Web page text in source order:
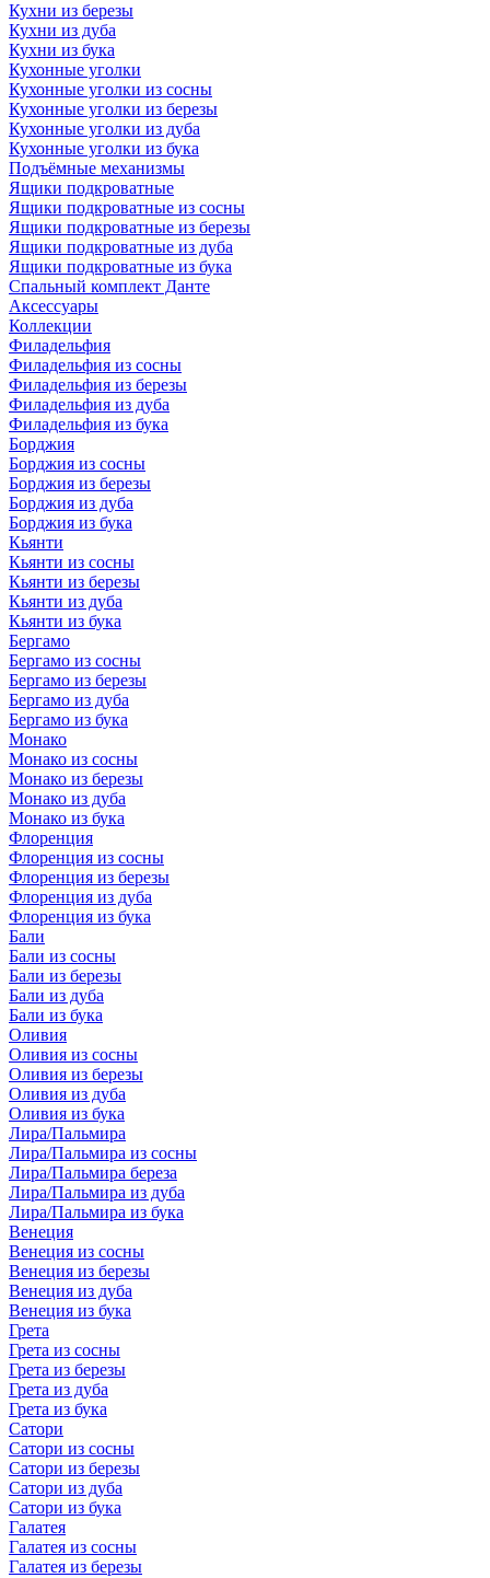
Кухни из березы
Кухни из дуба
Кухни из бука
Кухонные уголки
Кухонные уголки из сосны
Кухонные уголки из березы
Кухонные уголки из дуба
Кухонные уголки из бука
Подъёмные механизмы
Ящики подкроватные
Ящики подкроватные из сосны
Ящики подкроватные из березы
Ящики подкроватные из дуба
Ящики подкроватные из бука
Спальный комплект Данте
Аксессуары
Коллекции
Филадельфия
Филадельфия из сосны
Филадельфия из березы
Филадельфия из дуба
Филадельфия из бука
Борджия
Борджия из сосны
Борджия из березы
Борджия из дуба
Борджия из бука
Кьянти
Кьянти из сосны
Кьянти из березы
Кьянти из дуба
Кьянти из бука
Бергамо
Бергамо из сосны
Бергамо из березы
Бергамо из дуба
Бергамо из бука
Монако
Монако из сосны
Монако из березы
Монако из дуба
Монако из бука
Флоренция
Флоренция из сосны
Флоренция из березы
Флоренция из дуба
Флоренция из бука
Бали
Бали из сосны
Бали из березы
Бали из дуба
Бали из бука
Оливия
Оливия из сосны
Оливия из березы
Оливия из дуба
Оливия из бука
Лира/Пальмира
Лира/Пальмира из сосны
Лира/Пальмира береза
Лира/Пальмира из дуба
Лира/Пальмира из бука
Венеция
Венеция из сосны
Венеция из березы
Венеция из дуба
Венеция из бука
Грета
Грета из сосны
Грета из березы
Грета из дуба
Грета из бука
Сатори
Сатори из сосны
Сатори из березы
Сатори из дуба
Сатори из бука
Галатея
Галатея из сосны
Галатея из березы